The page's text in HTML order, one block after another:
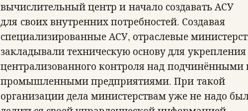
вычислительный центр и начало создавать АСУ
для своих внутренних потребностей. Создавая
специализированные АСУ, отраслевые
закладывали техническую основу для укрепления
централизованного контроля над подчинёнными
промышленными предприятиями. При такой
организации дела министерствам уже не надо